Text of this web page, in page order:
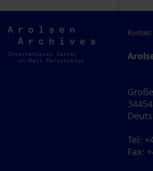
Arolsen
Archives
Kontakt
Tel:
Fax: